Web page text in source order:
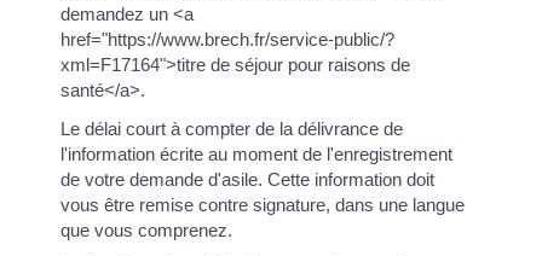
demandez un <a
href="https://www.brech.fr/service-public/?
xml=F17164">titre de séjour pour raisons de
santé</a>.
Le délai court à compter de la délivrance de
l'information écrite au moment de l'enregistrement
de votre demande d'asile. Cette information doit
vous être remise contre signature, dans une langue
que vous comprenez.